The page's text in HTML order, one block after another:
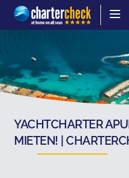
Chartercheck
YACHTCHARTER
MIETEN! |